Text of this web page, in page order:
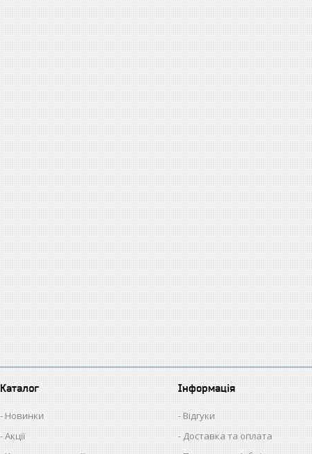
Каталог
Новинки
Акції
Інформація
Відгуки
Доставка та оплата